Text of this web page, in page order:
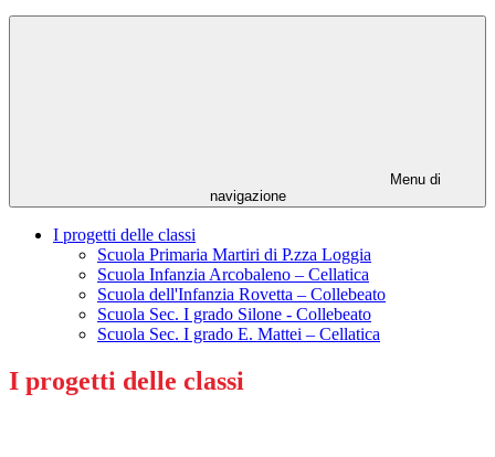
Menu di
navigazione
I progetti delle classi
Scuola Primaria Martiri di P.zza Loggia
Scuola Infanzia Arcobaleno – Cellatica
Scuola dell'Infanzia Rovetta – Collebeato
Scuola Sec. I grado Silone - Collebeato
Scuola Sec. I grado E. Mattei – Cellatica
I progetti delle classi